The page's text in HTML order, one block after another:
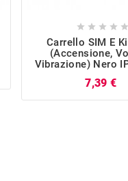
    
Carrello SIM E
(Accensione,
Vibrazione) Nero
7,39 €